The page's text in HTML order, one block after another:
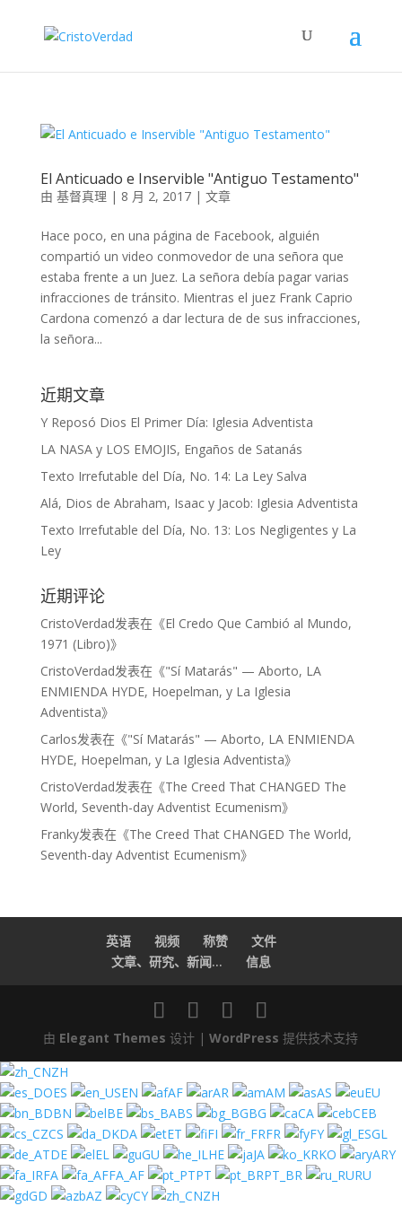
El Anticuado e Inservible "Antiguo Testamento"
由 基督真理 | 8 月 2, 2017| 文章
Hace poco, en una página de Facebook, alguién
compartió un video conmovedor de una señora que
estaba frente a un Juez. La señora debía pagar varias
infracciones de tránsito. Mientras el juez Frank Caprio
Cardona comenzó a dar lectura de de sus infracciones,
la señora...
近期文章
Y Reposó Dios El Primer Día: Iglesia Adventista
LA NASA y LOS EMOJIS, Engaños de Satanás
Texto Irrefutable del Día, No. 14: La Ley Salva
Alá, Dios de Abraham, Isaac y Jacob: Iglesia Adventista
Texto Irrefutable del Día, No. 13: Los Negligentes y La
Ley
近期评论
CristoVerdad发表在《El Credo Que Cambió al Mundo,
1971 (Libro)》
CristoVerdad发表在《"Sí Matarás" — Aborto, LA
ENMIENDA HYDE, Hoepelman, y La Iglesia
Adventista》
Carlos发表在《"Sí Matarás" — Aborto, LA ENMIENDA
HYDE, Hoepelman, y La Iglesia Adventista》
CristoVerdad发表在《The Creed That CHANGED The
World, Seventh-day Adventist Ecumenism》
Franky发表在《The Creed That CHANGED The World,
Seventh-day Adventist Ecumenism》
英语 视频 称赞
文件
文章、研究、新闻...
信息
由 Elegant Themes 设计 |WordPress 提供技术支持
ZH
ES
EN AF AR AM AS
EU
BN
BE BS BG CA
CEB
CS
DA ET FI FR FY
GL
DE
EL GU HE JA KO
ARY
FA
FA_AF PT PT_BR
RU
GD
AZ CY ZH